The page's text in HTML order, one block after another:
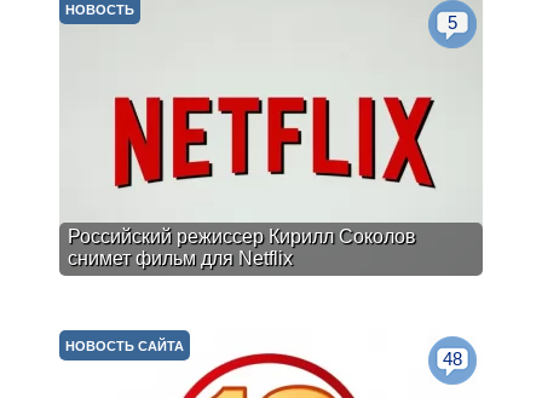
Российский режиссер Кирилл Соколов
снимет фильм для Netflix
НОВОСТЬ
5
НОВОСТЬ САЙТА
48